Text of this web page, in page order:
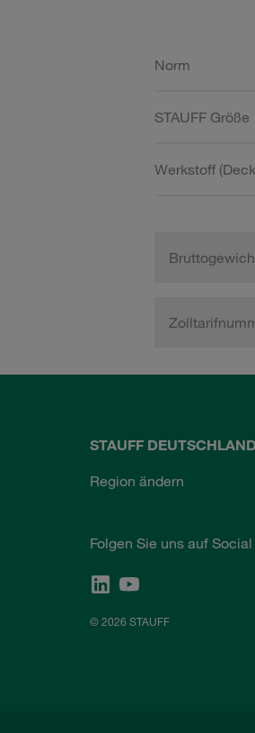
Norm
STAUFF Größe
Werkstoff
STAUFF
Region ändern
Folgen Sie uns auf
© 2026 STAUFF